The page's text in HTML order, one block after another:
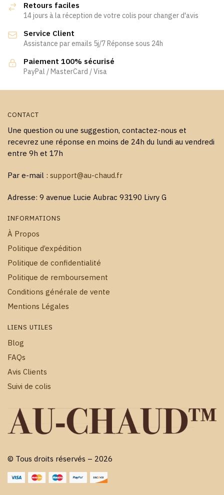
peuvent
choisies
sur
la
page
peuvent
être
Retours faciles
14 jours à la réception de votre colis pour changer d'avis
Service Client
Assistance par emails 5j/7 Réponse sous 24h
Paiement 100% sécurisé
PayPal / MasterCard / Visa
CONTACT
Une question ou une suggestion, contactez-nous et
recevrez une réponse en moins de 24h du lundi au vendredi
entre 9h et 17h
Par e-mail : support@au-chaud.fr
Adresse: 9 avenue Lucie Aubrac 93190 Livry G
INFORMATIONS
À Propos
Politique d’expédition
Politique de confidentialité
Politique de remboursement
Conditions générale de vente
Mentions Légales
LIENS UTILES
Blog
FAQs
Avis Clients
Suivi de colis
© Tous droits réservés – 2026